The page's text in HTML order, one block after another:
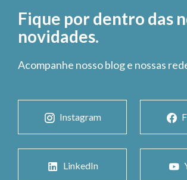
Fique por dentro das
novidades.
Acompanhe nosso blog e nossas
Instagram
LinkedIn